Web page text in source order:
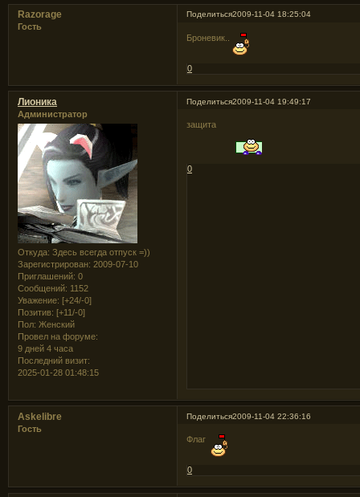
Поделиться2009-11-04 18:25:04
Razorage
Гость
Броневик..
0
Поделиться2009-11-04 19:49:17
Лионика
Администратор
Откуда: Здесь всегда отпуск =))
Зарегистрирован: 2009-07-10
Приглашений: 0
Сообщений: 1152
Уважение: [+24/-0]
Позитив: [+11/-0]
Пол: Женский
Провел на форуме:
9 дней 4 часа
Последний визит:
2025-01-28 01:48:15
защита
0
Поделиться2009-11-04 22:36:16
Askelibre
Гость
Флаг
0